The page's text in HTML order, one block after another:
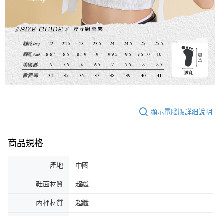
顯示電腦版詳細說明
商品規格
產地 中國
鞋面材質 超纖
內裡材質 超纖